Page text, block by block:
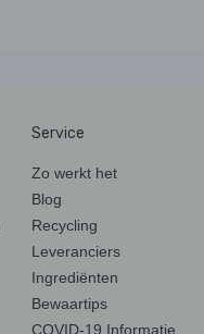
Service
Zo werkt het
Blog
Recycling
Leveranciers
Ingrediënten
Bewaartips
COVID-19 Informatie